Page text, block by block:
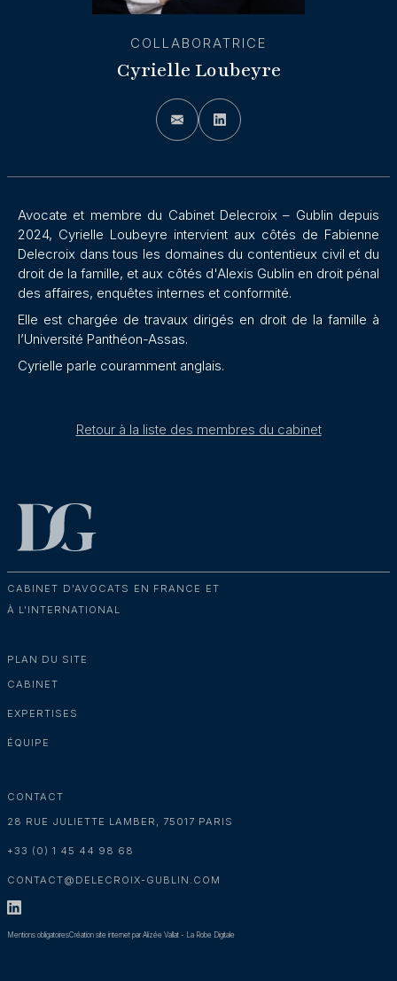
COLLABORATRICE
Cyrielle Loubeyre
Avocate et membre du Cabinet Delecroix – Gublin depuis
2024, Cyrielle Loubeyre intervient aux côtés de Fabienne
Delecroix dans tous les domaines du contentieux civil et du
droit de la famille, et aux côtés d'Alexis Gublin en droit pénal
des affaires, enquêtes internes et conformité.
Elle est chargée de travaux dirigés en droit de la famille à
l’Université Panthéon-Assas.
Cyrielle parle couramment anglais.
Retour à la liste des membres du cabinet
CABINET D'AVOCATS EN FRANCE ET
À L'INTERNATIONAL
PLAN DU SITE
CABINET
EXPERTISES
ÉQUIPE
CONTACT
28 RUE JULIETTE LAMBER, 75017 PARIS
+33 (0) 1 45 44 98 68
CONTACT@DELECROIX-GUBLIN.COM
Mentions obligatoiresCréation site internet par Alizée Vallat - La Robe Digitale